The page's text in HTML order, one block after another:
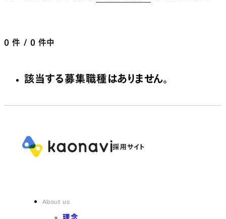
0 件 / 0 件中
該当する募集職種はありません。
About us
理念